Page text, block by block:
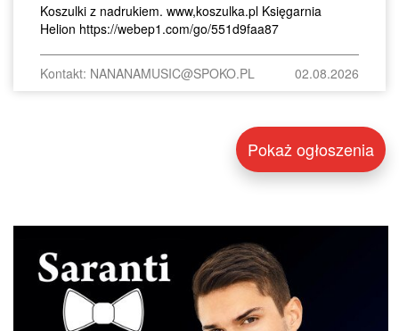
Koszulki z nadrukiem. www,koszulka.pl Księgarnia
Helion https://webep1.com/go/551d9faa87
Kontakt: NANANAMUSIC@SPOKO.PL 02.08.2026
Pokaż ogłoszenia